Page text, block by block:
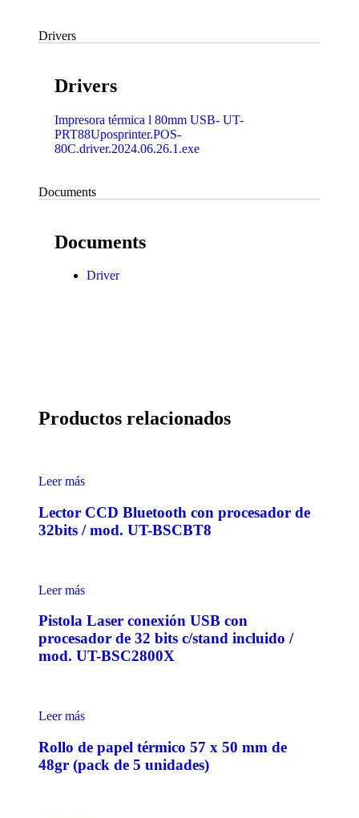
Drivers
Drivers
Impresora térmica l 80mm USB- UT-
PRT88Uposprinter.POS-
80C.driver.2024.06.26.1.exe
Documents
Documents
Driver
Productos relacionados
Leer más
Lector CCD Bluetooth con procesador de
32bits / mod. UT-BSCBT8
Leer más
Pistola Laser conexión USB con
procesador de 32 bits c/stand incluido /
mod. UT-BSC2800X
Leer más
Rollo de papel térmico 57 x 50 mm de
48gr (pack de 5 unidades)